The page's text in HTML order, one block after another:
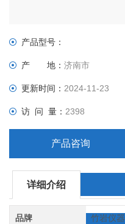
产品型号：
产 地：济南市
更新时间：2024-11-23
访 问 量：2398
产品咨询
详细介绍
品牌 竹岩仪器